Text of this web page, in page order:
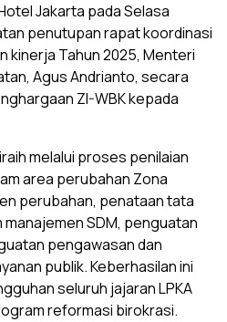
Jakarta pada Selasa
penutupan rapat koordinasi
kinerja Tahun 2025, Menteri
Agus Andrianto, secara
ZI-WBK kepada
melalui proses penilaian
area perubahan Zona
perubahan, penataan tata
SDM, penguatan
pengawasan dan
publik. Keberhasilan ini
seluruh jajaran LPKA
reformasi birokrasi.